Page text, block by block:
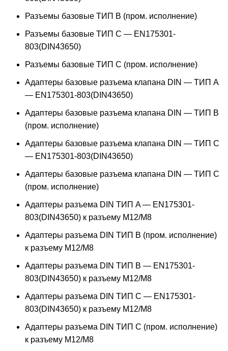
Разъемы базовые ТИП В (пром. исполнение)
Разъемы базовые ТИП C — EN175301-
803(DIN43650)
Разъемы базовые ТИП C (пром. исполнение)
Адаптеры базовые разъема клапана DIN — ТИП A
— EN175301-803(DIN43650)
Адаптеры базовые разъема клапана DIN — ТИП B
(пром. исполнение)
Адаптеры базовые разъема клапана DIN — ТИП C
— EN175301-803(DIN43650)
Адаптеры базовые разъема клапана DIN — ТИП C
(пром. исполнение)
Адаптеры разъема DIN ТИП A — EN175301-
803(DIN43650) к разъему M12/M8
Адаптеры разъема DIN ТИП B (пром. исполнение)
к разъему M12/M8
Адаптеры разъема DIN ТИП B — EN175301-
803(DIN43650) к разъему M12/M8
Адаптеры разъема DIN ТИП C — EN175301-
803(DIN43650) к разъему M12/M8
Адаптеры разъема DIN ТИП C (пром. исполнение)
к разъему M12/M8